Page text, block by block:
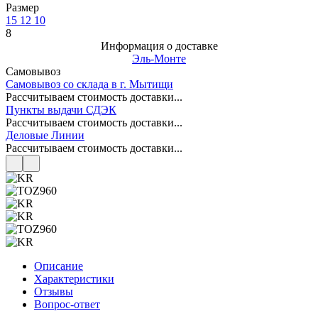
Размер
15 12 10
8
Информация о доставке
Эль-Монте
Самовывоз
Самовывоз со склада в г. Мытищи
Рассчитываем стоимость доставки...
Пункты выдачи СДЭК
Рассчитываем стоимость доставки...
Деловые Линии
Рассчитываем стоимость доставки...
Описание
Характеристики
Отзывы
Вопрос-ответ